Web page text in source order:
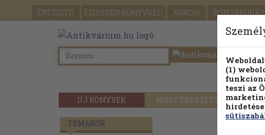
ÉRTESÍTŐ FIZESSEN KÖNYVVEL! AUKCIÓ PONTÁRUHÁZ
ÚJ KÖNYVEK MOST ÉRKEZETT
TÉMAKÖR
(1)
teszi az